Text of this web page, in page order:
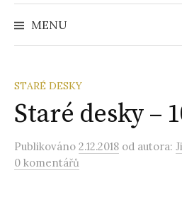
MENU
STARÉ DESKY
Staré desky –
Publikováno 2.12.2018 od autora:
0 komentářů